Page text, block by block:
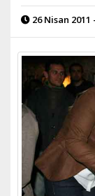
26 Nisan 2011